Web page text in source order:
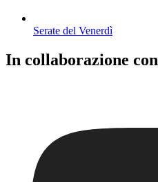
Serate del Venerdì
In collaborazione con